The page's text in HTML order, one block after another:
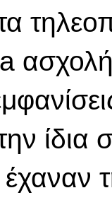
ίδια
έχαναν